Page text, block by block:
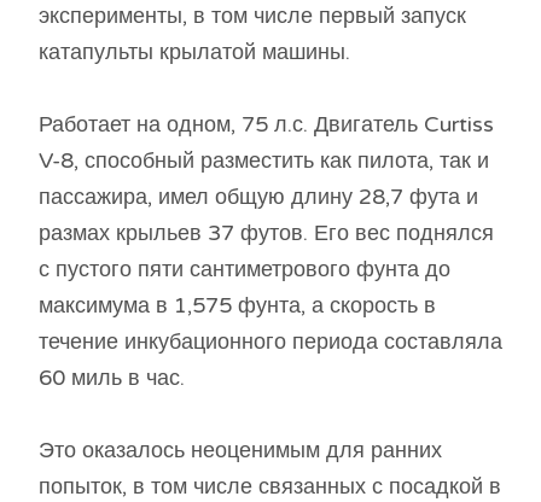
эксперименты, в том числе первый запуск
катапульты крылатой машины.
Работает на одном, 75 л.с. Двигатель Curtiss
V-8, способный разместить как пилота, так и
пассажира, имел общую длину 28,7 фута и
размах крыльев 37 футов. Его вес поднялся
с пустого пяти сантиметрового фунта до
максимума в 1,575 фунта, а скорость в
течение инкубационного периода составляла
60 миль в час.
Это оказалось неоценимым для ранних
попыток, в том числе связанных с посадкой в